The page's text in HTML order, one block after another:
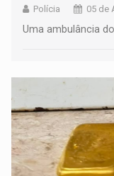
Polícia 05 de
Uma ambulância